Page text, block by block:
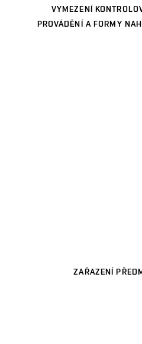
VYMEZENÍ
PROVÁDĚNÍ A FORMY
ZAŘAZENÍ